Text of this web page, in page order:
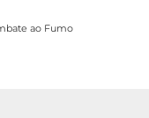
ao Fumo